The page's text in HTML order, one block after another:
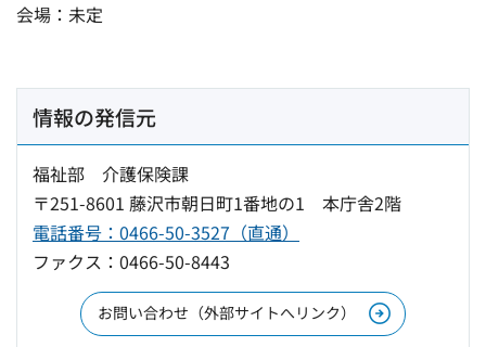
会場：未定
情報の発信元
福祉部 介護保険課
〒251-8601 藤沢市朝日町1番地の1 本庁舎2階
電話番号：0466-50-3527（直通）
ファクス：0466-50-8443
お問い合わせ（外部サイトへリンク）